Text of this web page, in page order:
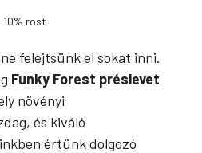
rost
felejtsünk el sokat inni.
Funky Forest préslevet
növényi
és kiváló
értünk dolgozó